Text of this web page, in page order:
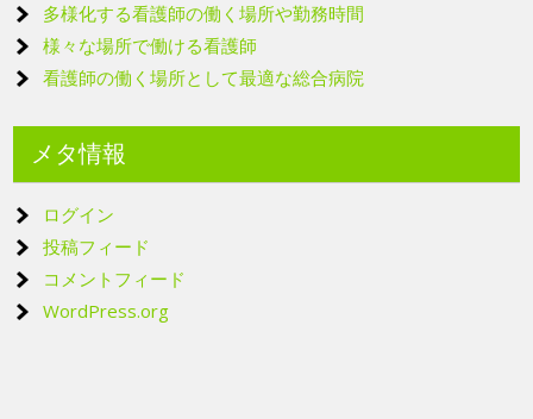
多様化する看護師の働く場所や勤務時間
様々な場所で働ける看護師
看護師の働く場所として最適な総合病院
メタ情報
ログイン
投稿フィード
コメントフィード
WordPress.org